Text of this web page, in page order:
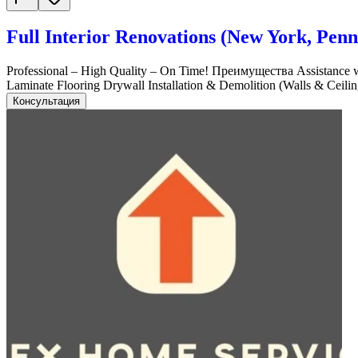
Full Interior Renovations (New York,
Professional – High Quality – On Time! Преимущества Assistance
Laminate Flooring Drywall Installation & Demolition (Walls &
Консультация